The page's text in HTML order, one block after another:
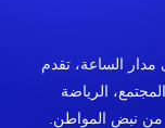
مدار الساعة، تقدم
الرياضة
من نبض المواطن.